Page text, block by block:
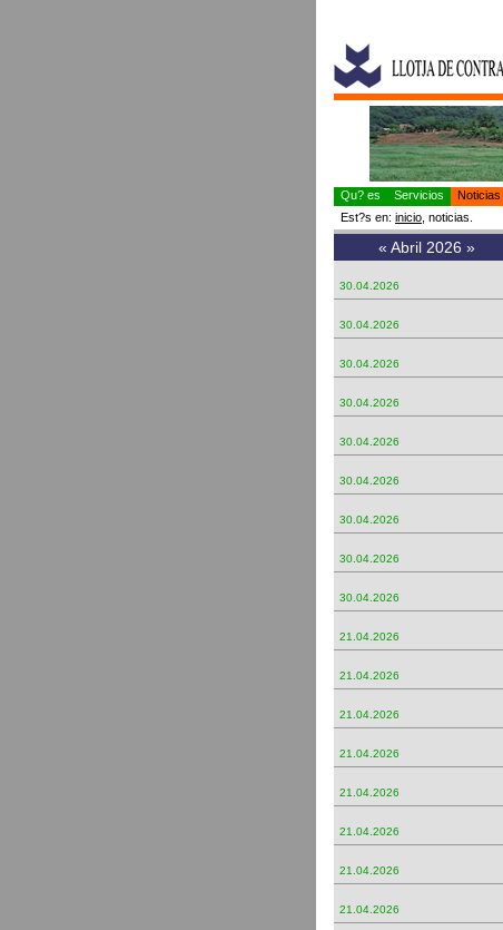
Qu? es Servicios Noticias
Est?s en: inicio , noticias.
« Abril 2026 »
30.04.2026
30.04.2026
30.04.2026
30.04.2026
30.04.2026
30.04.2026
30.04.2026
30.04.2026
30.04.2026
21.04.2026
21.04.2026
21.04.2026
21.04.2026
21.04.2026
21.04.2026
21.04.2026
21.04.2026